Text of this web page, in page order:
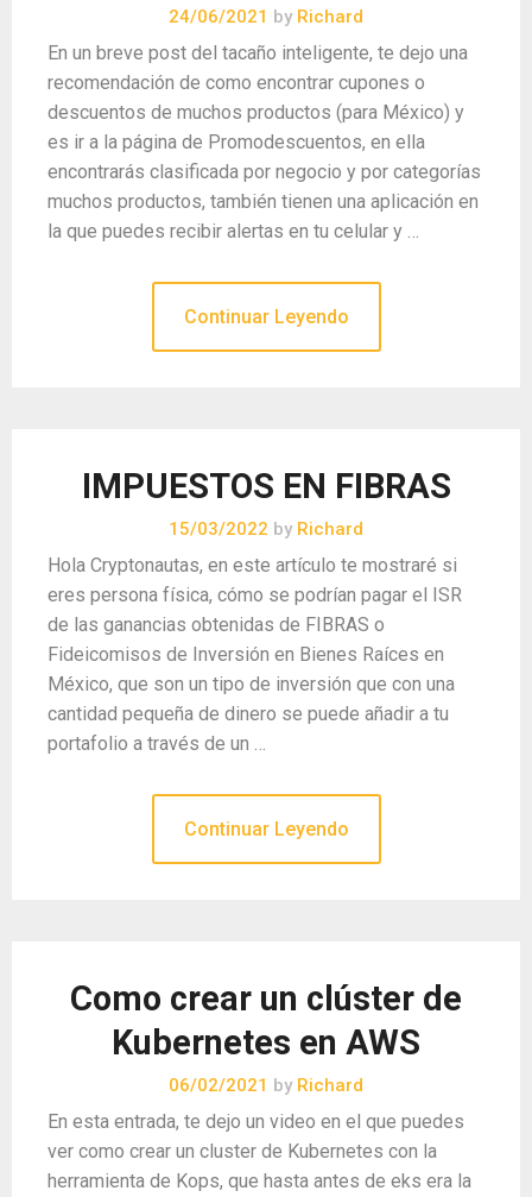
24/06/2021 by Richard
En un breve post del tacaño inteligente, te dejo una
recomendación de como encontrar cupones o
descuentos de muchos productos (para México) y
es ir a la página de Promodescuentos, en ella
encontrarás clasificada por negocio y por categorías
muchos productos, también tienen una aplicación en
la que puedes recibir alertas en tu celular y …
Continuar Leyendo
IMPUESTOS EN FIBRAS
15/03/2022 by Richard
Hola Cryptonautas, en este artículo te mostraré si
eres persona física, cómo se podrían pagar el ISR
de las ganancias obtenidas de FIBRAS o
Fideicomisos de Inversión en Bienes Raíces en
México, que son un tipo de inversión que con una
cantidad pequeña de dinero se puede añadir a tu
portafolio a través de un …
Continuar Leyendo
Como crear un clúster de
Kubernetes en AWS
06/02/2021 by Richard
En esta entrada, te dejo un video en el que puedes
ver como crear un cluster de Kubernetes con la
herramienta de Kops, que hasta antes de eks era la